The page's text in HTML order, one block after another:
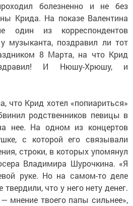
болезненно и не без
Крида. На показе Валентина
один из корреспондентов
музыканта, поздравил ли тот
8 Марта, на что Крид
И Нюшу-Хрюшу, и
что Крид хотел «попиариться»
родственников певицы в
нее. На одном из концертов
с которой его связывали
строки, в которых упомянул
Владимира Шурочкина. «Я
руке. Но на самом-то деле
твердили, что у него нету денег.
мнение твоего папы сильнее»,